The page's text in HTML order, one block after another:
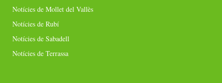
Notícies de Mollet del Vallès
Notícies de Rubí
Notícies de Sabadell
Notícies de Terrassa